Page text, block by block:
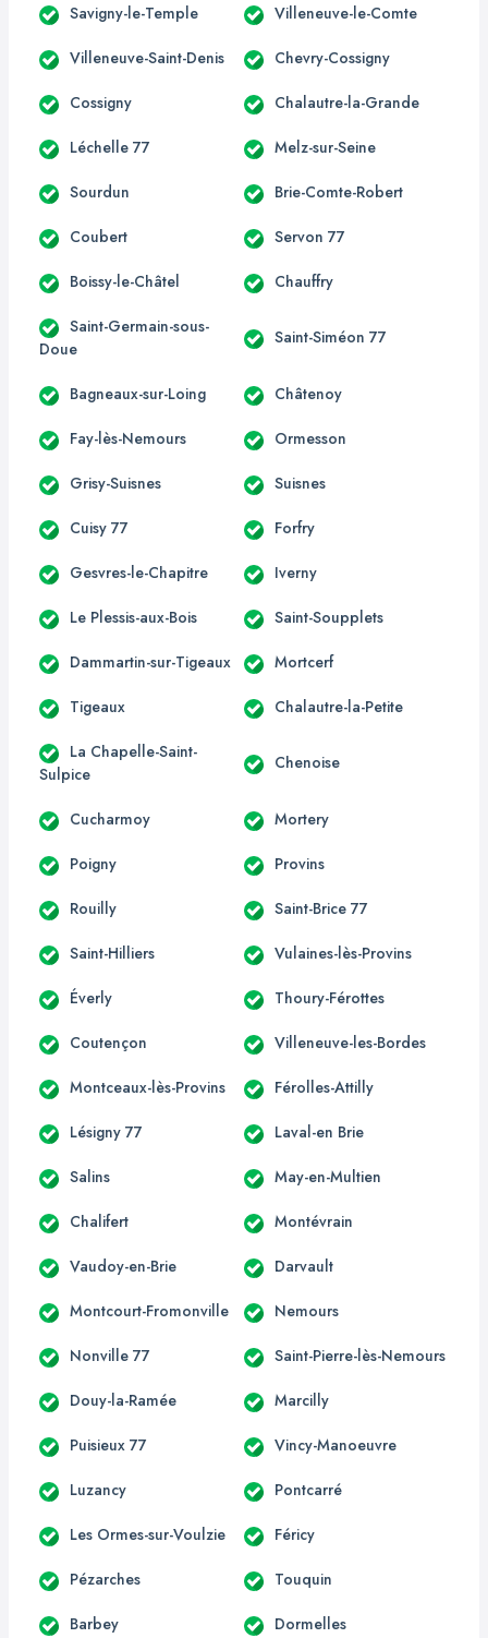
Savigny-le-Temple Villeneuve-le-Comte
Villeneuve-Saint-Denis Chevry-Cossigny
Cossigny Chalautre-la-Grande
Léchelle 77 Melz-sur-Seine
Sourdun Brie-Comte-Robert
Coubert Servon 77
Boissy-le-Châtel Chauffry
Saint-Germain-sous-
Doue
Saint-Siméon 77
Bagneaux-sur-Loing Châtenoy
Fay-lès-Nemours Ormesson
Grisy-Suisnes Suisnes
Cuisy 77 Forfry
Gesvres-le-Chapitre Iverny
Le Plessis-aux-Bois Saint-Soupplets
Dammartin-sur-Tigeaux Mortcerf
Tigeaux Chalautre-la-Petite
La Chapelle-Saint-
Sulpice
Chenoise
Cucharmoy Mortery
Poigny Provins
Rouilly Saint-Brice 77
Saint-Hilliers Vulaines-lès-Provins
Éverly Thoury-Férottes
Coutençon Villeneuve-les-Bordes
Montceaux-lès-Provins Férolles-Attilly
Lésigny 77 Laval-en Brie
Salins May-en-Multien
Chalifert Montévrain
Vaudoy-en-Brie Darvault
Montcourt-Fromonville Nemours
Nonville 77 Saint-Pierre-lès-Nemours
Douy-la-Ramée Marcilly
Puisieux 77 Vincy-Manoeuvre
Luzancy Pontcarré
Les Ormes-sur-Voulzie Féricy
Pézarches Touquin
Barbey Dormelles